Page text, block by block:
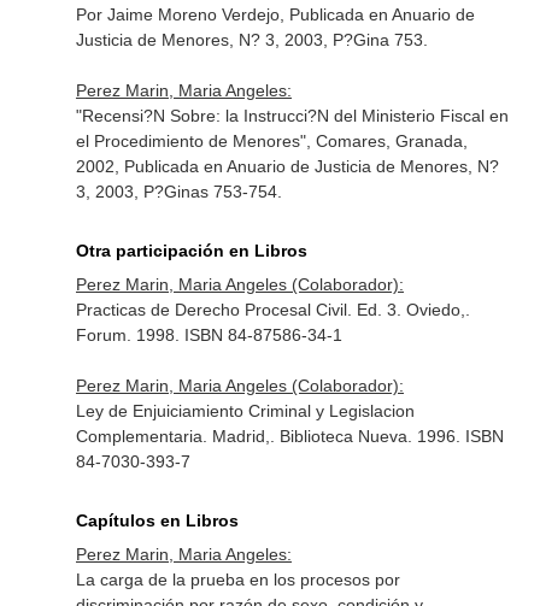
Por Jaime Moreno Verdejo, Publicada en Anuario de
Justicia de Menores, N? 3, 2003, P?Gina 753.
Perez Marin, Maria Angeles:
"Recensi?N Sobre: la Instrucci?N del Ministerio Fiscal en
el Procedimiento de Menores", Comares, Granada,
2002, Publicada en Anuario de Justicia de Menores, N?
3, 2003, P?Ginas 753-754.
Otra participación en Libros
Perez Marin, Maria Angeles (Colaborador):
Practicas de Derecho Procesal Civil. Ed. 3. Oviedo,.
Forum. 1998. ISBN 84-87586-34-1
Perez Marin, Maria Angeles (Colaborador):
Ley de Enjuiciamiento Criminal y Legislacion
Complementaria. Madrid,. Biblioteca Nueva. 1996. ISBN
84-7030-393-7
Capítulos en Libros
Perez Marin, Maria Angeles:
La carga de la prueba en los procesos por